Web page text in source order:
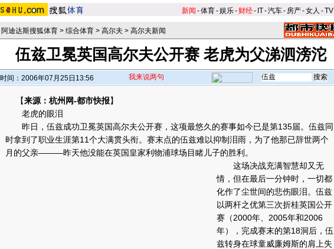
新闻 -体育-娱乐- 财经- IT-汽车- 房产-女人 -TV
阿迪达斯搜狐体育 > 综合体育 > 高尔夫 > 高尔夫新闻
伍兹卫冕英国高尔夫公开赛 老虎为父涕泗滂沱
时间：2006年07月25日13:56 我来说两句
【来源：杭州网-都市快报】
老虎的眼泪
昨日，伍兹成功卫冕英国高尔夫公开赛，这项最悠久的赛事如今已是第135届。伍兹同
时拿到了职业生涯第11个大满贯头衔。赛末点的伍兹难以抑制泪雨，为了他那已辞世两个
月的父亲———昨天他没能在英国皇家利物浦球场目睹儿子的胜利。
这场决战充满智慧却又无
情，但在最后一分钟时，一切都
化作了尘世间的悲伤眼泪。伍兹
以两杆之优第三次折桂英国公开
赛（2000年、2005年和2006
年），完成赛末的第18洞后，伍
兹转身在球童威廉姆斯的肩上失